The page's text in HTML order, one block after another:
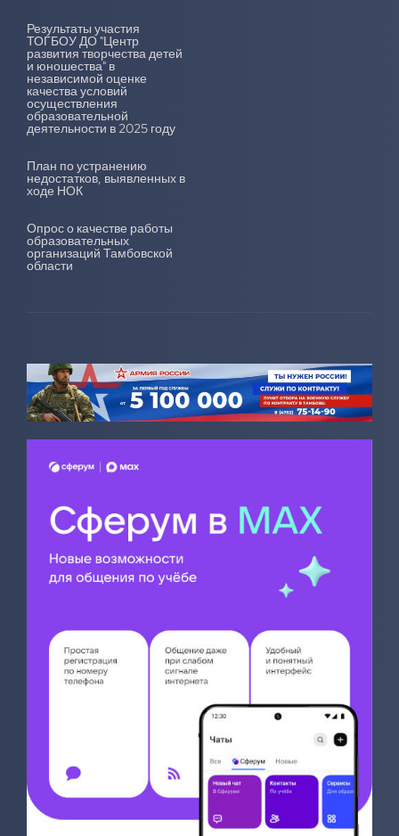
Результаты участия
ТОГБОУ ДО "Центр
развития творчества детей
и юношества" в
независимой оценке
качества условий
осуществления
образовательной
деятельности в 2025 году
План по устранению
недостатков, выявленных в
ходе НОК
Опрос о качестве работы
образовательных
организаций Тамбовской
области